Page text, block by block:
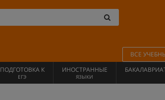
ВСЕ
ПОДГОТОВКА К
ЕГЭ
ИНОСТРАННЫЕ
ЯЗЫКИ